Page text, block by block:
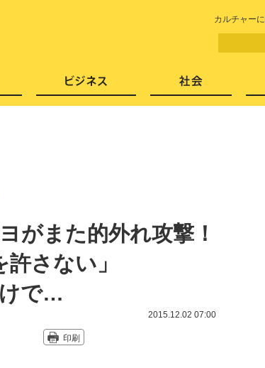
カルチャー
がまた的外れ攻撃！
さない」
けで…
2015.12.02 07:00
印刷
芸能・エンタメ スキャンダル